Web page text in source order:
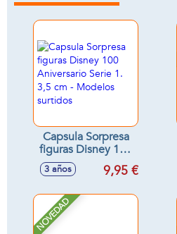
Capsula Sorpresa
figuras Disney 100
Aniversario Serie 1.
3,5 cm - Modelos
3 años 9,95 €
NOVEDAD